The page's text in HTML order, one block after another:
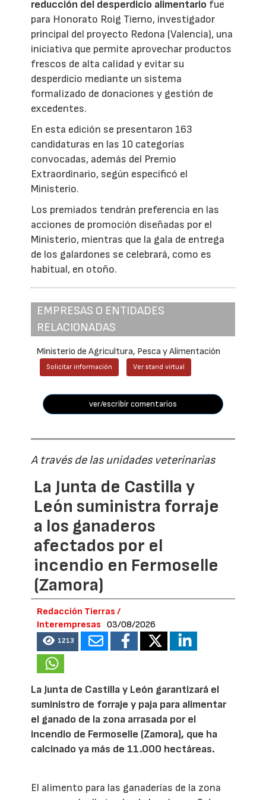
reducción del desperdicio alimentario fue
para Honorato Roig Tierno, investigador
principal del proyecto Redona (Valencia), una
iniciativa que permite aprovechar productos
frescos de alta calidad y evitar su
desperdicio mediante un sistema
formalizado de donaciones y gestión de
excedentes.
En esta edición se presentaron 163
candidaturas en las 10 categorías
convocadas, además del Premio
Extraordinario, según especificó el
Ministerio.
Los premiados tendrán preferencia en las
acciones de promoción diseñadas por el
Ministerio, mientras que la gala de entrega
de los galardones se celebrará, como es
habitual, en otoño.
EMPRESAS O ENTIDADES
RELACIONADAS
Ministerio de Agricultura, Pesca y Alimentación
Solicitar información Ver stand virtual
ver/escribir comentarios
A través de las unidades veterinarias
La Junta de Castilla y
León suministra forraje
a los ganaderos
afectados por el
incendio en Fermoselle
(Zamora)
Redacción Tierras /
Interempresas
03/08/2026
1213
La Junta de Castilla y León garantizará el
suministro de forraje y paja para alimentar
el ganado de la zona arrasada por el
incendio de Fermoselle (Zamora), que ha
calcinado ya más de 11.000 hectáreas.
El alimento para las ganaderías de la zona